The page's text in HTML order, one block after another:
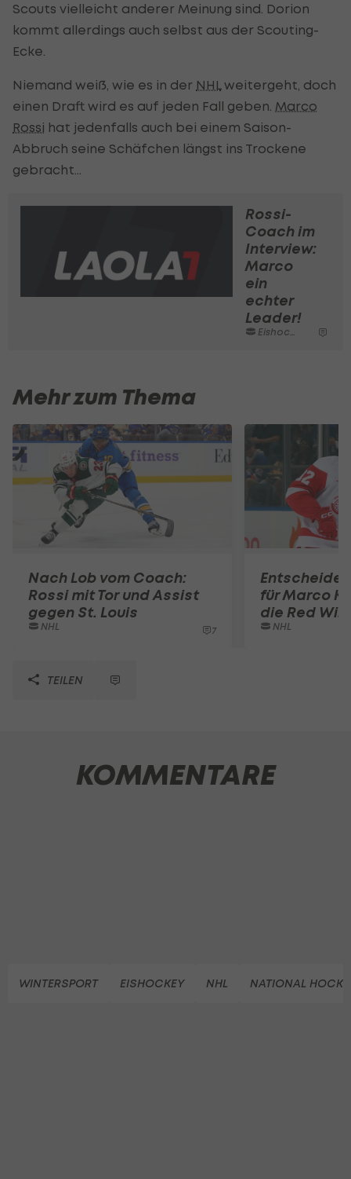
Scouts vielleicht anderer Meinung sind. Dorion
kommt allerdings auch selbst aus der Scouting-
Ecke.
Niemand weiß, wie es in der NHLweitergeht, doch
einen Draft wird es auf jeden Fall geben. Marco
Rossi hat jedenfalls auch bei einem Saison-
Abbruch seine Schäfchen längst ins Trockene
gebracht…
Rossi-
Coach im
Interview:
Marco
ein
echter
Leader!
Eishockey
Mehr zum Thema
Nach Lob vom Coach:
Rossi mit Tor und Assist
gegen St. Louis
NHL 7
für Marco
die Red
NHL
TEILEN
KOMMENTARE
WINTERSPORT EISHOCKEY NHL NATIONAL